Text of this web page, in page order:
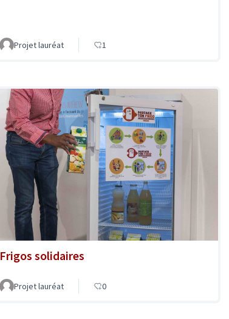
Projet lauréat 1
Frigos solidaires
Projet lauréat 0